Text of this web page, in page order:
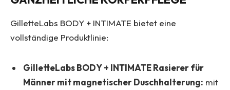
GilletteLabs BODY + INTIMATE bietet eine
vollständige Produktlinie:
GilletteLabs BODY + INTIMATE Rasierer für
Männer mit magnetischer Duschhalterung: mit